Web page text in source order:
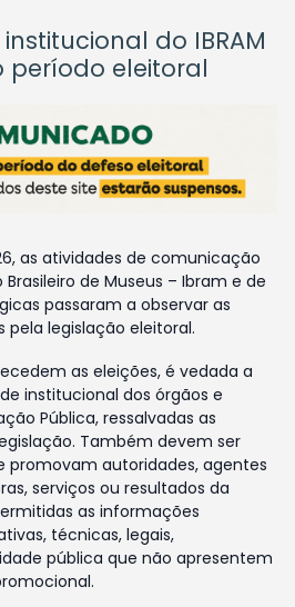
do IBRAM
período eleitoral
as atividades de comunicação
de Museus – Ibram e de
passaram a observar as
legislação eleitoral.
as eleições, é vedada a
institucional dos órgãos e
Pública, ressalvadas as
Também devem ser
promovam autoridades, agentes
serviços ou resultados da
as informações
técnicas, legais,
pública que não apresentem